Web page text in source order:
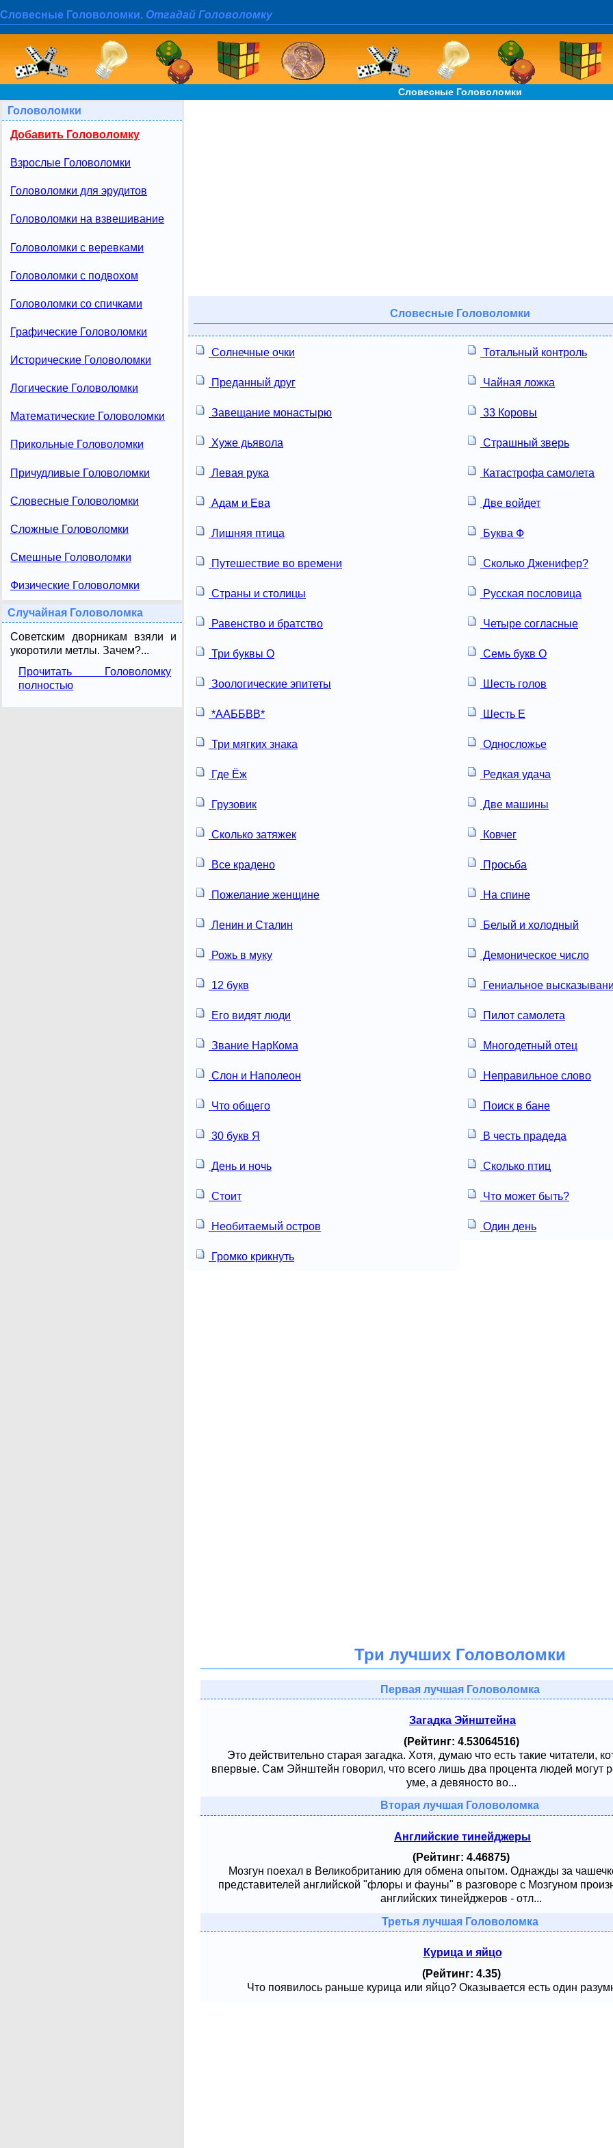
Словесные Головоломки. Отгадай Головоломку
Словесные Головоломки
Головоломки
Добавить Головоломку
Взрослые Головоломки
Головоломки для эрудитов
Головоломки на взвешивание
Головоломки с веревками
Головоломки с подвохом
Головоломки со спичками
Графические Головоломки
Исторические Головоломки
Логические Головоломки
Математические Головоломки
Прикольные Головоломки
Причудливые Головоломки
Словесные Головоломки
Сложные Головоломки
Смешные Головоломки
Физические Головоломки
Случайная Головоломка
Советским дворникам взяли и
укоротили метлы. Зачем?...
Прочитать Головоломку
полностью
Словесные Головоломки
Солнечные очки Тотальный контроль
Преданный друг Чайная ложка
Завещание монастырю 33 Коровы
Хуже дьявола Страшный зверь
Левая рука Катастрофа самолета
Адам и Ева Две войдет
Лишняя птица Буква Ф
Путешествие во времени Сколько Дженифер?
Страны и столицы Русская пословица
Равенство и братство Четыре согласные
Три буквы О Семь букв О
Зоологические эпитеты Шесть голов
*ААББВВ* Шесть Е
Три мягких знака Односложье
Где Ёж Редкая удача
Грузовик Две машины
Сколько затяжек Ковчег
Все крадено Просьба
Пожелание женщине На спине
Ленин и Сталин Белый и холодный
Рожь в муку Демоническое число
12 букв Гениальное
Его видят люди Пилот самолета
Звание НарКома Многодетный отец
Слон и Наполеон Неправильное слово
Что общего Поиск в бане
30 букв Я В честь прадеда
День и ночь Сколько птиц
Стоит Что может быть?
Необитаемый остров Один день
Громко крикнуть
Три лучших Головоломки
Первая лучшая Головоломка
Загадка Эйнштейна
(Рейтинг: 4.53064516)
Это действительно старая загадка. Хотя, думаю что есть такие читатели,
впервые. Сам Эйнштейн говорил, что всего лишь два процента людей могут
уме, а девяносто во...
Вторая лучшая Головоломка
Английские тинейджеры
(Рейтинг: 4.46875)
Мозгун поехал в Великобританию для обмена опытом. Однажды за
представителей английской "флоры и фауны" в разговоре с Мозгуном
английских тинейджеров - отл...
Третья лучшая Головоломка
Курица и яйцо
(Рейтинг: 4.35)
Что появилось раньше курица или яйцо? Оказывается есть один